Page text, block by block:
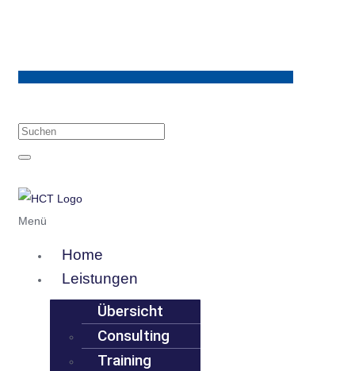
Menü
Home
Leistungen
Übersicht
Consulting
Training